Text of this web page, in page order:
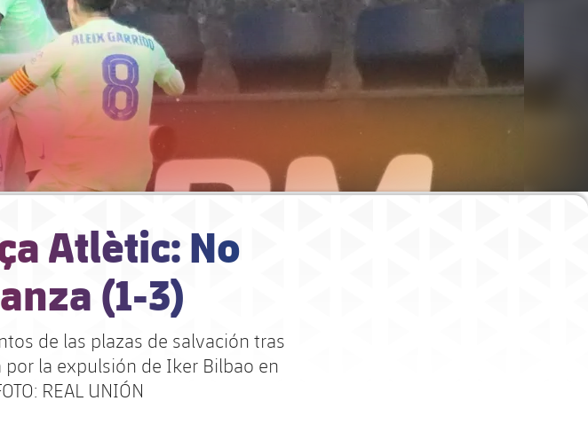
Atlètic: No
(1-3)
de las plazas de salvación tras
la expulsión de Iker Bilbao en
REAL UNIÓN